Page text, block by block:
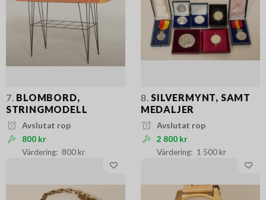
7. BLOMBORD,
STRINGMODELL
Avslutat rop
800 kr
800 kr
8. SILVERMYNT, SAMT
MEDALJER
Avslutat rop
2 800 kr
1 500 kr